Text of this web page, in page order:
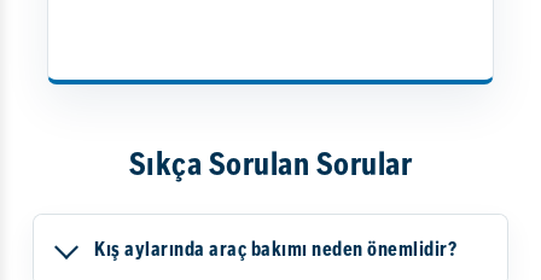
Sıkça Sorulan Sorular
Kış aylarında araç bakımı neden önemlidir?